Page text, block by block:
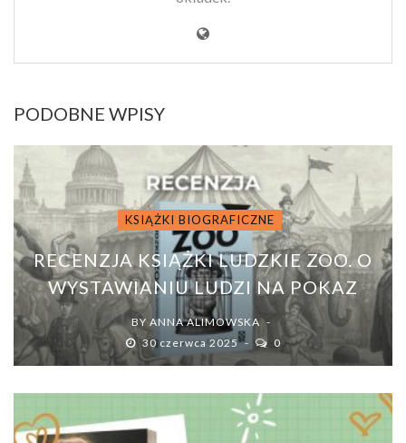
PODOBNE WPISY
KSIĄŻKI BIOGRAFICZNE
RECENZJA KSIĄŻKI LUDZKIE ZOO. O
WYSTAWIANIU LUDZI NA POKAZ
BY ANNA ALIMOWSKA
30 czerwca 2025
0